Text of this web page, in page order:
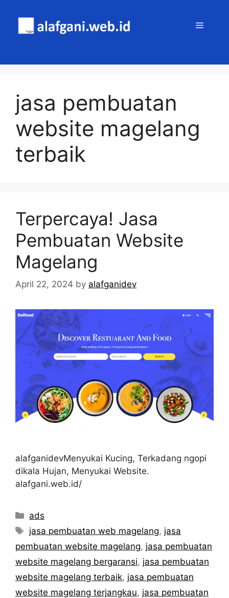
content
MENU
jasa pembuatan
website magelang
terbaik
Terpercaya! Jasa
Pembuatan Website
Magelang
April 22, 2024 by alafganidev
alafganidevMenyukai Kucing, Terkadang ngopi
dikala Hujan, Menyukai Website.
alafgani.web.id/
Categories
ads
Tags
jasa pembuatan web magelang, jasa
pembuatan website magelang, jasa pembuatan
website magelang bergaransi, jasa pembuatan
website magelang terbaik, jasa pembuatan
website magelang terjangkau, jasa pembuatan